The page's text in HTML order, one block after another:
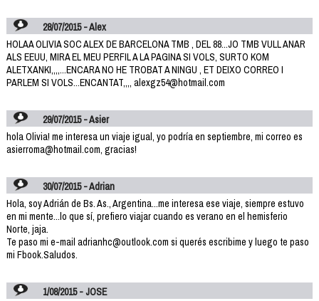
28/07/2015 - Alex
HOLAA OLIVIA SOC ALEX DE BARCELONA TMB , DEL 88...JO TMB VULL ANAR
ALS EEUU, MIRA EL MEU PERFIL A LA PAGINA SI VOLS, SURTO KOM
ALETXANKI,,,,...ENCARA NO HE TROBAT A NINGU , ET DEIXO CORREO I
PARLEM SI VOLS...ENCANTAT,,,, alexgz54@hotmail.com
29/07/2015 - Asier
hola Olivia! me interesa un viaje igual, yo podría en septiembre, mi correo es
asierroma@hotmail.com, gracias!
30/07/2015 - Adrian
Hola, soy Adrián de Bs. As., Argentina...me interesa ese viaje, siempre estuvo
en mi mente...lo que sí, prefiero viajar cuando es verano en el hemisferio
Norte, jaja.
Te paso mi e-mail adrianhc@outlook.com si querés escribime y luego te paso
mi Fbook.Saludos.
1/08/2015 - JOSE